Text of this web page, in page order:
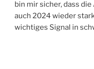
bin mir sicher, dass
auch 2024 wieder
wichtiges Signal in